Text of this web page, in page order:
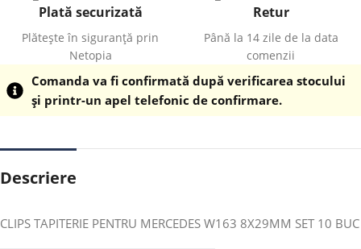
Plată securizată
Plătește în siguranță prin
Netopia
Retur
Până la 14 zile de la data
comenzii
Comanda va fi confirmată după verificarea stocului
și printr-un apel telefonic de confirmare.
Descriere
CLIPS TAPITERIE PENTRU MERCEDES W163 8X29MM SET 10 BUC